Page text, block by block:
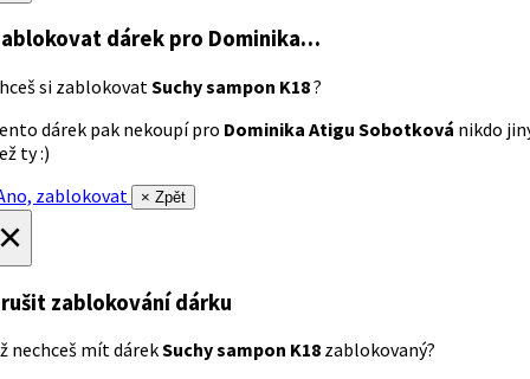
dárek pro Dominika…
si zablokovatSuchy sampon K18?
dárek pak nekoupí pro Dominika Atigu Sobotková nikdo
ty :)
zablokovat
× Zpět
zablokování dárku
nechceš mít dárekSuchy sampon K18 zablokovaný?